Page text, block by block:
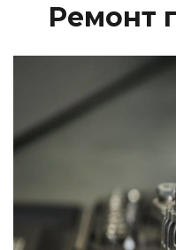
Ремонт